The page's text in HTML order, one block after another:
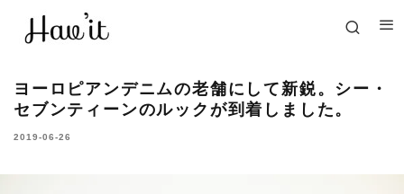
ヨーロピアンデニムの老舗にして新鋭。シー・
セブンティーンのルックが到着しました。
2019-06-26